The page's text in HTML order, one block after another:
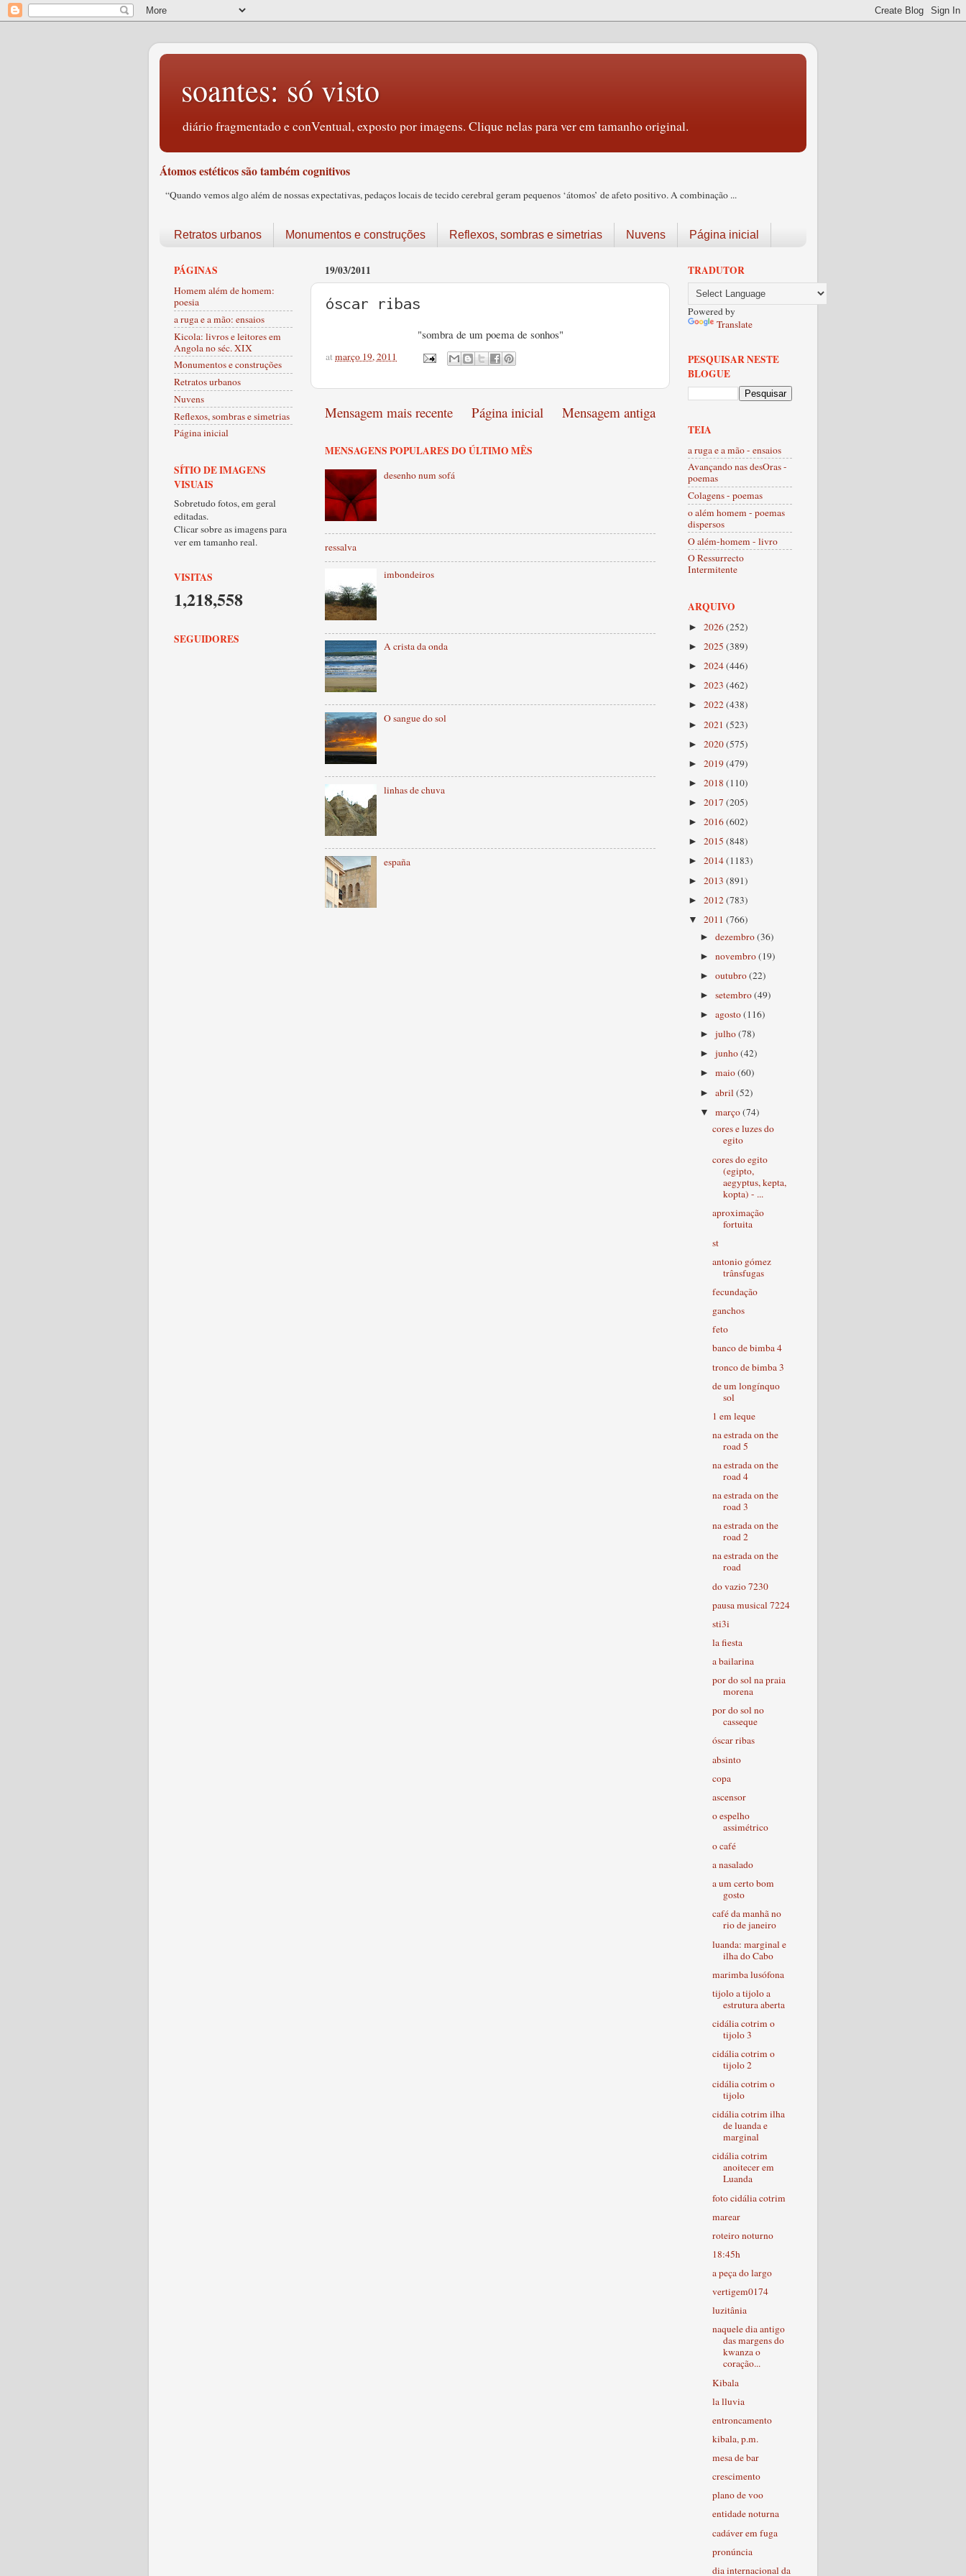
soantes: só visto
diário fragmentado e conVentual, exposto por imagens. Clique nelas para ver em tamanho original.
Átomos estéticos são também cognitivos
“Quando vemos algo além de nossas expectativas, pedaços locais de tecido cerebral geram pequenos ‘átomos’ de afeto positivo. A combinação ...
Retratos urbanos Monumentos e construções Reflexos, sombras e simetrias Nuvens Página inicial
19/03/2011
óscar ribas
"sombra de um poema de sonhos"
atmarço 19, 2011
Mensagem mais recente Mensagem antiga
Página inicial
MENSAGENS POPULARES DO ÚLTIMO MÊS
desenho num sofá
ressalva
imbondeiros
A crista da onda
O sangue do sol
linhas de chuva
españa
PÁGINAS
Homem além de homem:
poesia
a ruga e a mão: ensaios
Kicola: livros e leitores em
Angola no séc. XIX
Monumentos e construções
Retratos urbanos
Nuvens
Reflexos, sombras e simetrias
Página inicial
SÍTIO DE IMAGENS
VISUAIS
Sobretudo fotos, em geral
editadas.
Clicar sobre as imagens para
ver em tamanho real.
VISITAS
1,218,558
SEGUIDORES
TRADUTOR
Powered by
Translate
PESQUISAR NESTE
BLOGUE
TEIA
a ruga e a mão - ensaios
Avançando nas desOras -
poemas
Colagens - poemas
o além homem - poemas
dispersos
O além-homem - livro
O Ressurrecto
Intermitente
ARQUIVO
► 2026(252)
► 2025 (389)
► 2024(446)
► 2023 (462)
► 2022(438)
► 2021 (523)
► 2020(575)
► 2019(479)
► 2018 (110)
► 2017 (205)
► 2016(602)
► 2015 (848)
► 2014(1183)
► 2013 (891)
► 2012(783)
▼ 2011 (766)
►dezembro(36)
►novembro(19)
►outubro(22)
►setembro(49)
►agosto(116)
►julho(78)
►junho(42)
►maio(60)
►abril(52)
▼março(74)
cores e luzes do
egito
cores do egito
(egipto,
aegyptus, kepta,
kopta) - ...
aproximação
fortuita
st
antonio gómez
trânsfugas
fecundação
ganchos
feto
banco de bimba 4
tronco de bimba 3
de um longínquo
sol
1 em leque
na estrada on the
road 5
na estrada on the
road 4
na estrada on the
road 3
na estrada on the
road 2
na estrada on the
road
do vazio 7230
pausa musical 7224
sti3i
la fiesta
a bailarina
por do sol na praia
morena
por do sol no
casseque
óscar ribas
absinto
copa
ascensor
o espelho
assimétrico
o café
a nasalado
a um certo bom
gosto
café da manhã no
rio de janeiro
luanda: marginal e
ilha do Cabo
marimba lusófona
tijolo a tijolo a
estrutura aberta
cidália cotrim o
tijolo 3
cidália cotrim o
tijolo 2
cidália cotrim o
tijolo
cidália cotrim ilha
de luanda e
marginal
cidália cotrim
anoitecer em
Luanda
foto cidália cotrim
marear
roteiro noturno
18:45h
a peça do largo
vertigem0174
luzitânia
naquele dia antigo
das margens do
kwanza o
coração...
Kibala
la lluvia
entroncamento
kibala, p.m.
mesa de bar
crescimento
plano de voo
entidade noturna
cadáver em fuga
pronúncia
dia internacional da